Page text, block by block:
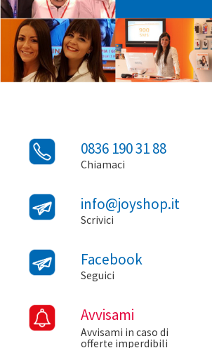
0836 190 31 88
Chiamaci
info@joyshop.it
Scrivici
Facebook
Seguici
Avvisami
Avvisami in caso di
offerte imperdibili